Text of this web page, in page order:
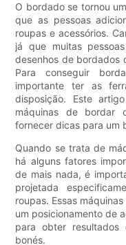
O bordado se tornou
que as pessoas
roupas e acessórios.
já que muitas
desenhos de bordados
Para conseguir
importante ter as
disposição. Este
máquinas de bordar
fornecer dicas para um
Quando se trata de
há alguns fatores
de mais nada, é
projetada
roupas. Essas
um posicionamento de
para obter
bonés.